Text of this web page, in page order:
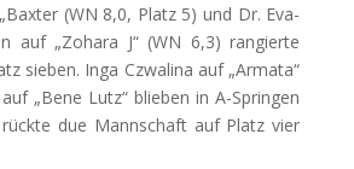
(WN 8,0, Platz 5) und Dr. Eva-
auf „Zohara J“ (WN 6,3) rangierte
sieben. Inga Czwalina auf „Armata“
„Bene Lutz“ blieben in A-Springen
due Mannschaft auf Platz vier